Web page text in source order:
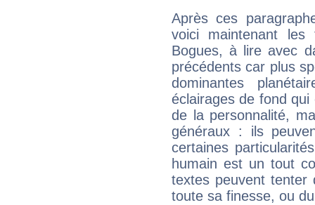
Après ces
voici maintenant les
Bogues, à lire avec
précédents car plus
dominantes
éclairages de fond
de la personnalité,
généraux : ils
certaines
humain est un tout
textes peuvent tenter
toute sa finesse, ou